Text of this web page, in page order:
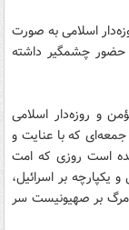
اسلامی به صورت
حضور چشمگیر داشته
و روزه‌دار اسلامی
که با عنایت و
است روزی که امت
بر اسرائیل،
بر صهیونیست سر